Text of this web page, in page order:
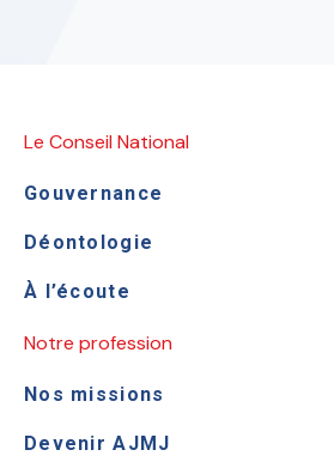
Le Conseil National
Gouvernance
Déontologie
À l’écoute
Notre profession
Nos missions
Devenir AJMJ